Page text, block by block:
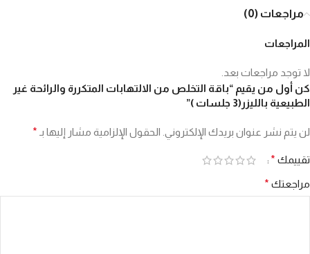
مراجعات (0)
المراجعات
لا توجد مراجعات بعد.
كن أول من يقيم “باقة التخلص من الالتهابات المتكررة والرائحة غير
الطبيعية بالليزر(3 جلسات )”
لن يتم نشر عنوان بريدك الإلكتروني. الحقول الإلزامية مشار إليها بـ *
تقييمك *
مراجعتك *